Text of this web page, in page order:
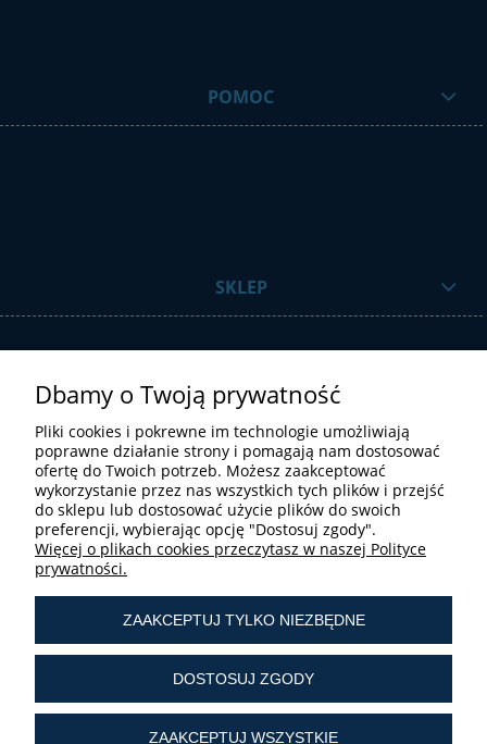
POMOC
SKLEP
STREFA UŻYTKOWNIKA
tel.:+ 48 603 190 513
tel.:+ 48 41 361 25 21
e-mail:sklep@liturgiczny.pl
Dbamy o Twoją prywatność
Pliki cookies i pokrewne im technologie umożliwiają
poprawne działanie strony i pomagają nam dostosować
ofertę do Twoich potrzeb. Możesz zaakceptować
wykorzystanie przez nas wszystkich tych plików i przejść
do sklepu lub dostosować użycie plików do swoich
preferencji, wybierając opcję "Dostosuj zgody".
Więcej o plikach cookies przeczytasz w naszej Polityce
prywatności.
ZAAKCEPTUJ TYLKO NIEZBĘDNE
DOSTOSUJ ZGODY
ZAAKCEPTUJ WSZYSTKIE